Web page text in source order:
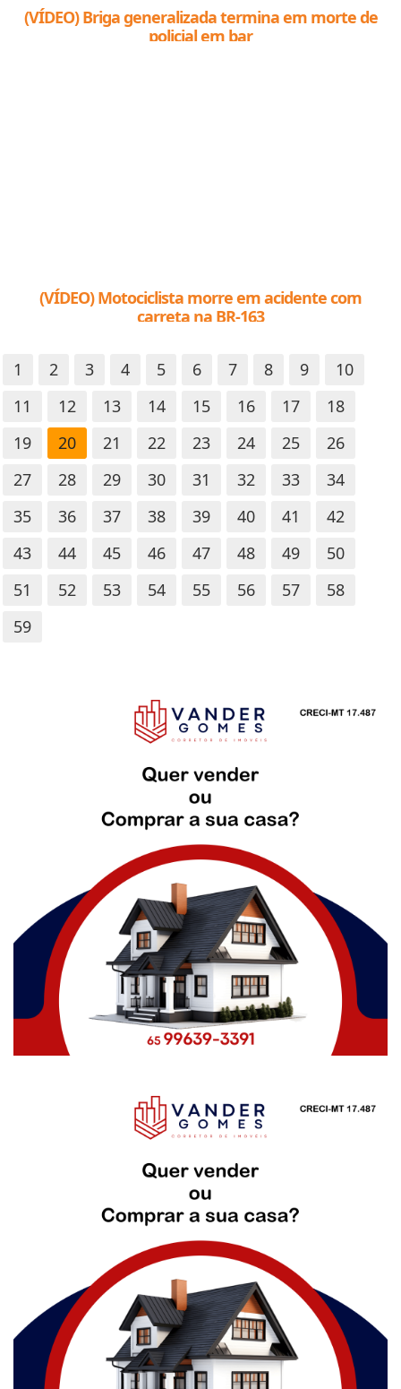
(VÍDEO) Briga generalizada termina em morte de
policial em bar
(VÍDEO) Motociclista morre em acidente com
carreta na BR-163
1 2 3 4 5 6 7 8 9
10
11
12 13 14 15 16 17
18
19
20 21 22 23 24 25
26
27
28 29 30 31 32 33
34
35
36 37 38 39 40 41
42
43
44 45 46 47 48 49
50
51
52 53 54 55 56 57
58
59